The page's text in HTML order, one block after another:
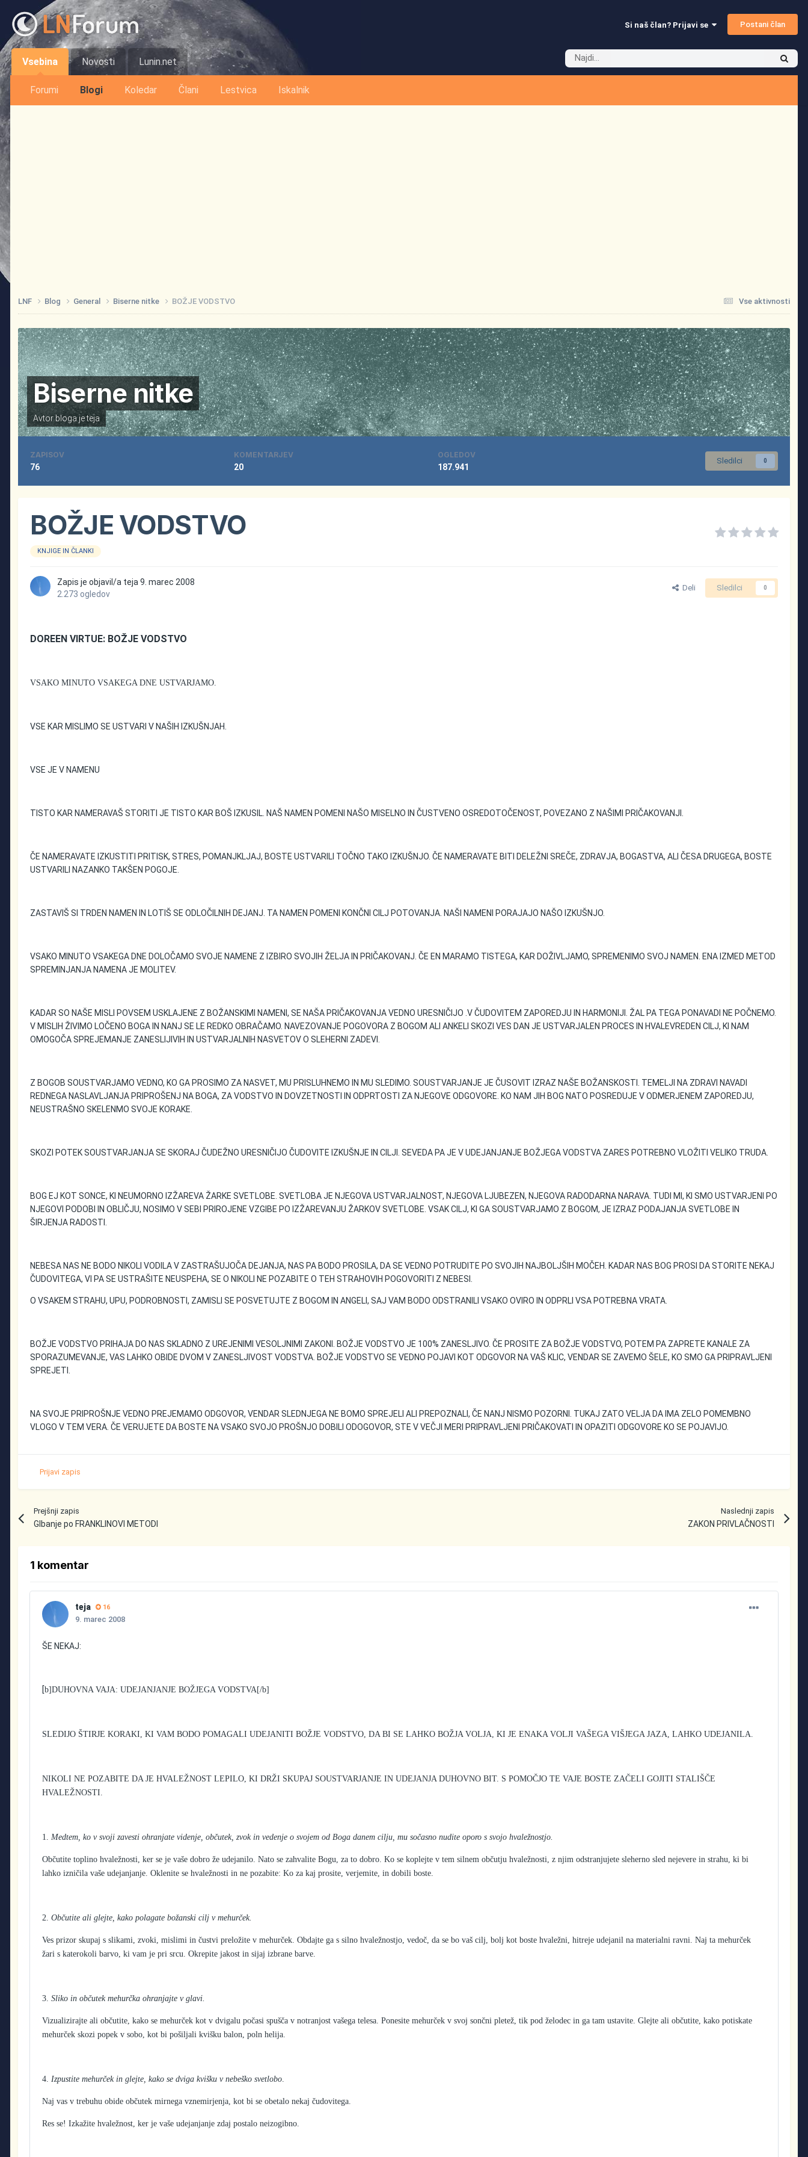
Si naš član? Prijavi se Postani član
Vsebina
Forumi Blogi Koledar Člani Lestvica Iskalnik
Novosti Lunin.net
Vse aktivnosti
LNF Blog General Biserne nitke BOŽJE VODSTVO
Biserne nitke
Avtor bloga jeteja
Sledilci 0
ZAPISOV
76
KOMENTARJEV
20
OGLEDOV
187.941
BOŽJE VODSTVO
KNJIGE IN ČLANKI
Zapis je objavil/a teja 9. marec 2008
2.273 ogledov
Deli Sledilci 0
DOREEN VIRTUE: BOŽJE VODSTVO
VSAKO MINUTO VSAKEGA DNE USTVARJAMO.
VSE KAR MISLIMO SE USTVARI V NAŠIH IZKUŠNJAH.
VSE JE V NAMENU
TISTO KAR NAMERAVAŠ STORITI JE TISTO KAR BOŠ IZKUSIL. NAŠ NAMEN POMENI NAŠO MISELNO IN ČUSTVENO OSREDOTOČENOST, POVEZANO Z NAŠIMI PRIČAKOVANJI.
ČE NAMERAVATE IZKUSTITI PRITISK, STRES, POMANJKLJAJ, BOSTE USTVARILI TOČNO TAKO IZKUŠNJO. ČE NAMERAVATE BITI DELEŽNI SREČE, ZDRAVJA, BOGASTVA, ALI ČESA DRUGEGA, BOSTE
USTVARILI NAZANKO TAKŠEN POGOJE.
ZASTAVIŠ SI TRDEN NAMEN IN LOTIŠ SE ODLOČILNIH DEJANJ. TA NAMEN POMENI KONČNI CILJ POTOVANJA. NAŠI NAMENI PORAJAJO NAŠO IZKUŠNJO.
VSAKO MINUTO VSAKEGA DNE DOLOČAMO SVOJE NAMENE Z IZBIRO SVOJIH ŽELJA IN PRIČAKOVANJ. ČE EN MARAMO TISTEGA, KAR DOŽIVLJAMO, SPREMENIMO SVOJ NAMEN. ENA IZMED METOD
SPREMINJANJA NAMENA JE MOLITEV.
KADAR SO NAŠE MISLI POVSEM USKLAJENE Z BOŽANSKIMI NAMENI, SE NAŠA PRIČAKOVANJA VEDNO URESNIČIJO .V ČUDOVITEM ZAPOREDJU IN HARMONIJI. ŽAL PA TEGA PONAVADI NE POČNEMO.
V MISLIH ŽIVIMO LOČENO BOGA IN NANJ SE LE REDKO OBRAČAMO. NAVEZOVANJE POGOVORA Z BOGOM ALI ANKELI SKOZI VES DAN JE USTVARJALEN PROCES IN HVALEVREDEN CILJ, KI NAM
OMOGOČA SPREJEMANJE ZANESLIJIVIH IN USTVARJALNIH NASVETOV O SLEHERNI ZADEVI.
Z BOGOB SOUSTVARJAMO VEDNO, KO GA PROSIMO ZA NASVET, MU PRISLUHNEMO IN MU SLEDIMO. SOUSTVARJANJE JE ČUSOVIT IZRAZ NAŠE BOŽANSKOSTI. TEMELJI NA ZDRAVI NAVADI
REDNEGA NASLAVLJANJA PRIPROŠENJ NA BOGA, ZA VODSTVO IN DOVZETNOSTI IN ODPRTOSTI ZA NJEGOVE ODGOVORE. KO NAM JIH BOG NATO POSREDUJE V ODMERJENEM ZAPOREDJU,
NEUSTRAŠNO SKELENMO SVOJE KORAKE.
SKOZI POTEK SOUSTVARJANJA SE SKORAJ ČUDEŽNO URESNIČIJO ČUDOVITE IZKUŠNJE IN CILJI. SEVEDA PA JE V UDEJANJANJE BOŽJEGA VODSTVA ZARES POTREBNO VLOŽITI VELIKO TRUDA.
BOG EJ KOT SONCE, KI NEUMORNO IZŽAREVA ŽARKE SVETLOBE. SVETLOBA JE NJEGOVA USTVARJALNOST, NJEGOVA LJUBEZEN, NJEGOVA RADODARNA NARAVA. TUDI MI, KI SMO USTVARJENI PO
NJEGOVI PODOBI IN OBLIČJU, NOSIMO V SEBI PRIROJENE VZGIBE PO IZŽAREVANJU ŽARKOV SVETLOBE. VSAK CILJ, KI GA SOUSTVARJAMO Z BOGOM, JE IZRAZ PODAJANJA SVETLOBE IN
ŠIRJENJA RADOSTI.
NEBESA NAS NE BODO NIKOLI VODILA V ZASTRAŠUJOČA DEJANJA, NAS PA BODO PROSILA, DA SE VEDNO POTRUDITE PO SVOJIH NAJBOLJŠIH MOČEH. KADAR NAS BOG PROSI DA STORITE NEKAJ
ČUDOVITEGA, VI PA SE USTRAŠITE NEUSPEHA, SE O NIKOLI NE POZABITE O TEH STRAHOVIH POGOVORITI Z NEBESI.
O VSAKEM STRAHU, UPU, PODROBNOSTI, ZAMISLI SE POSVETUJTE Z BOGOM IN ANGELI, SAJ VAM BODO ODSTRANILI VSAKO OVIRO IN ODPRLI VSA POTREBNA VRATA.
BOŽJE VODSTVO PRIHAJA DO NAS SKLADNO Z UREJENIMI VESOLJNIMI ZAKONI. BOŽJE VODSTVO JE 100% ZANESLJIVO. ČE PROSITE ZA BOŽJE VODSTVO, POTEM PA ZAPRETE KANALE ZA
SPORAZUMEVANJE, VAS LAHKO OBIDE DVOM V ZANESLJIVOST VODSTVA. BOŽJE VODSTVO SE VEDNO POJAVI KOT ODGOVOR NA VAŠ KLIC, VENDAR SE ZAVEMO ŠELE, KO SMO GA PRIPRAVLJENI
SPREJETI.
NA SVOJE PRIPROŠNJE VEDNO PREJEMAMO ODGOVOR, VENDAR SLEDNJEGA NE BOMO SPREJELI ALI PREPOZNALI, ČE NANJ NISMO POZORNI. TUKAJ ZATO VELJA DA IMA ZELO POMEMBNO
VLOGO V TEM VERA. ČE VERUJETE DA BOSTE NA VSAKO SVOJO PROŠNJO DOBILI ODOGOVOR, STE V VEČJI MERI PRIPRAVLJENI PRIČAKOVATI IN OPAZITI ODGOVORE KO SE POJAVIJO.
Prijavi zapis
Prejšnji zapis
GIbanje po FRANKLINOVI METODI
Naslednji zapis
ZAKON PRIVLAČNOSTI
1 komentar
teja 16
9. marec 2008
ŠE NEKAJ:
[b]DUHOVNA VAJA: UDEJANJANJE BOŽJEGA VODSTVA[/b]
SLEDIJO ŠTIRJE KORAKI, KI VAM BODO POMAGALI UDEJANITI BOŽJE VODSTVO, DA BI SE LAHKO BOŽJA VOLJA, KI JE ENAKA VOLJI VAŠEGA VIŠJEGA JAZA, LAHKO UDEJANILA.
NIKOLI NE POZABITE DA JE HVALEŽNOST LEPILO, KI DRŽI SKUPAJ SOUSTVARJANJE IN UDEJANJA DUHOVNO BIT. S POMOČJO TE VAJE BOSTE ZAČELI GOJITI STALIŠČE
HVALEŽNOSTI.
1.Medtem, ko v svoji zavesti ohranjate videnje, občutek, zvok in vedenje o svojem od Boga danem cilju, mu sočasno nudite oporo s svojo hvaležnostjo.
Občutite toplino hvaležnosti, ker se je vaše dobro že udejanilo. Nato se zahvalite Bogu, za to dobro. Ko se koplejte v tem silnem občutju hvaležnosti, z njim odstranjujete sleherno sled nejevere in strahu, ki bi
lahko izničila vaše udejanjanje. Oklenite se hvaležnosti in ne pozabite: Ko za kaj prosite, verjemite, in dobili boste.
2.Občutite ali glejte, kako polagate božanski cilj v mehurček.
Ves prizor skupaj s slikami, zvoki, mislimi in čustvi preložite v mehurček. Obdajte ga s silno hvaležnostjo, vedoč, da se bo vaš cilj, bolj kot boste hvaležni, hitreje udejanil na materialni ravni. Naj ta mehurček
žari s katerokoli barvo, ki vam je pri srcu. Okrepite jakost in sijaj izbrane barve.
3.Sliko in občutek mehurčka ohranjajte v glavi.
Vizualizirajte ali občutite, kako se mehurček kot v dvigalu počasi spušča v notranjost vašega telesa. Ponesite mehurček v svoj sončni pletež, tik pod želodec in ga tam ustavite. Glejte ali občutite, kako potiskate
mehurček skozi popek v sobo, kot bi pošiljali kvišku balon, poln helija.
4.Izpustite mehurček in glejte, kako se dviga kvišku v nebeško svetlobo.
Naj vas v trebuhu obide občutek mirnega vznemirjenja, kot bi se obetalo nekaj čudovitega.
Res se! Izkažite hvaležnost, ker je vaše udejanjanje zdaj postalo neizogibno.